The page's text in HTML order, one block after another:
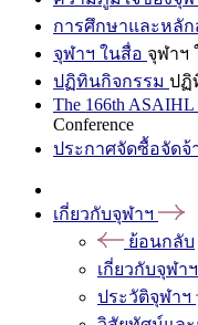
การศึกษาและหลัก
จุฬาฯ ในสื่อ จุฬาฯ
ปฏิทินกิจกรรม ปฏิ
The 166th ASAIHL
Conference
ประกาศจัดซื้อจัดจ้
เกี่ยวกับจุฬาฯ
ย้อนกลับ
เกี่ยวกับจุฬาฯ
ประวัติจุฬาฯ